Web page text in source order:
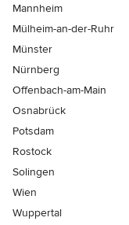
Mannheim
Mülheim-an-der-Ruhr
Münster
Nürnberg
Offenbach-am-Main
Osnabrück
Potsdam
Rostock
Solingen
Wien
Wuppertal